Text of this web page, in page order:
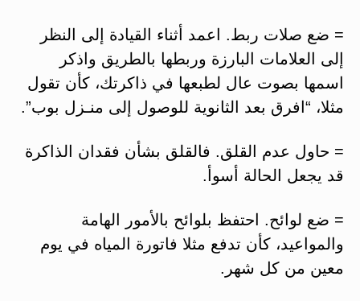
= ضع صلات ربط. اعمد أثناء القيادة إلى النظر
إلى العلامات البارزة وربطها بالطريق واذكر
اسمها بصوت عال لطبعها في ذاكرتك، كأن تقول
مثلا، “افرق بعد الثانوية للوصول إلى منـزل بوب”.
= حاول عدم القلق. فالقلق بشأن فقدان الذاكرة
قد يجعل الحالة أسوأ.
= ضع لوائح. احتفظ بلوائح بالأمور الهامة
والمواعيد، كأن تدفع مثلا فاتورة المياه في يوم
معين من كل شهر.